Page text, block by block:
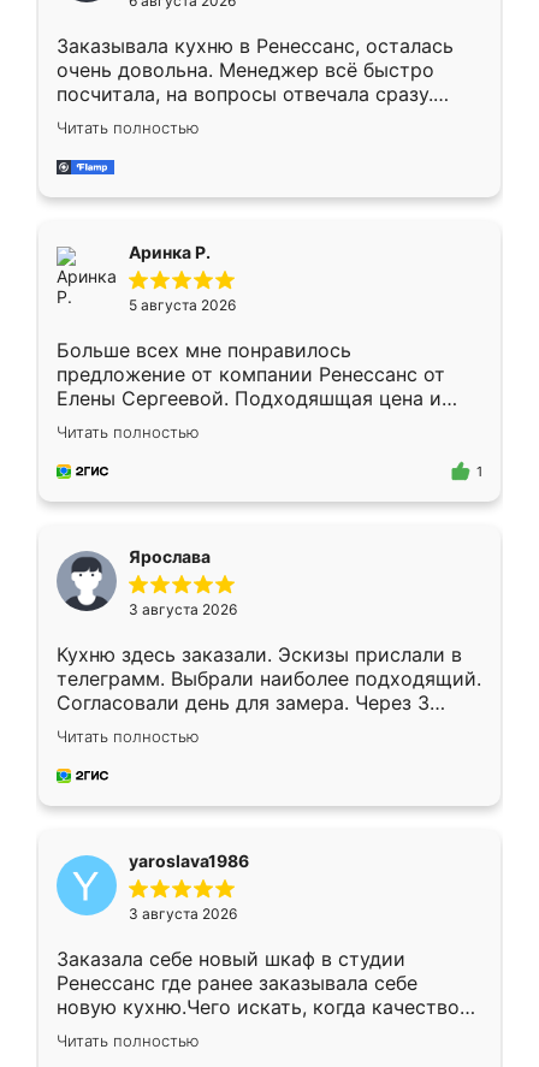
мебели буду заказывать только здесь.
Заказывала кухню в Ренессанс, осталась
очень довольна. Менеджер всё быстро
посчитала, на вопросы отвечала сразу.
Замерщик приехал в субботу, подошёл к
делу со всей ответственностью. Собрали
за день, ребята работали аккуратно, даже
Читать полностью
Аринка Р.
5 августа 2026
Больше всех мне понравилось
предложение от компании Ренессанс от
Елены Сергеевой. Подходяшщая цена и
короткие сроки изготовления. Приехавший
для замера сотрудник Владислав
предложил по моему эскизу самый
Читать полностью
1
Ярослава
3 августа 2026
Кухню здесь заказали. Эскизы прислали в
телеграмм. Выбрали наиболее подходящий.
Согласовали день для замера. Через 3
недели кухня была уже готова. Остались
довольны работой. Спасибо Ренессанс
мебель за качественную работу!
Читать полностью
yaroslava1986
3 августа 2026
Заказала себе новый шкаф в студии
Ренессанс где ранее заказывала себе
новую кухню.Чего искать, когда качеством
вполне довольна. Служит кухня уже почти
два года, нареканий нет.
Читать полностью